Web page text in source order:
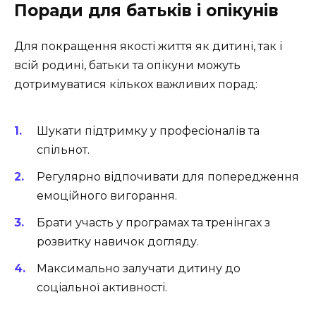
Поради для батьків і опікунів
Для покращення якості життя як дитині, так і
всій родині, батьки та опікуни можуть
дотримуватися кількох важливих порад:
Шукати підтримку у професіоналів та
спільнот.
Регулярно відпочивати для попередження
емоційного вигорання.
Брати участь у програмах та тренінгах з
розвитку навичок догляду.
Максимально залучати дитину до
соціальної активності.